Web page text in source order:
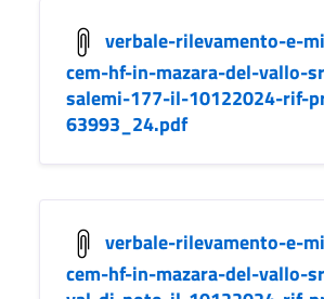
verbale-rilevamento-e-
cem-hf-in-mazara-del-vallo-
salemi-177-il-10122024-rif-
63993_24.pdf
verbale-rilevamento-e-
cem-hf-in-mazara-del-vallo-